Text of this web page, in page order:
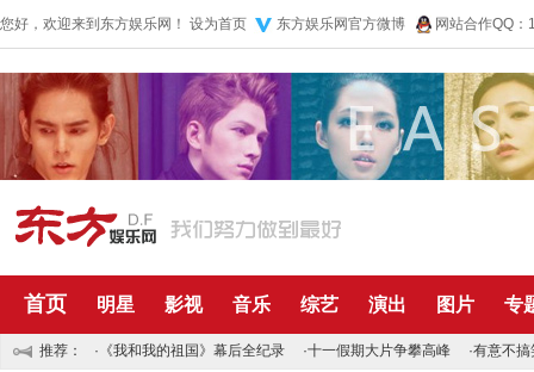
您好，欢迎来到东方娱乐网！ 设为首页 东方娱乐网官方微博 网站合作QQ
首页 明星 影视 音乐 综艺 演出 图片 专
推荐： · 《我和我的祖国》幕后全纪录 ·十一假期大片争攀高峰 ·有意不搞